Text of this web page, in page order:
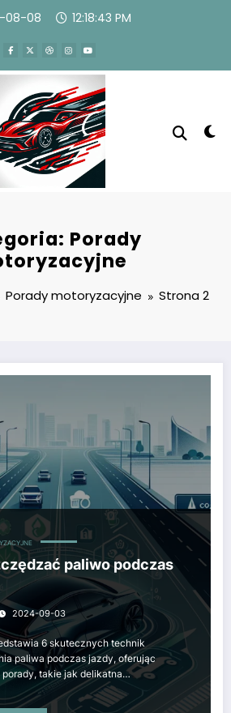
08-08 12:18:44 PM
Porady
Porady motoryzacyjne Strona 2
paliwo podczas
2024-09-03
6 skutecznych technik
paliwa podczas jazdy, oferując
takie jak delikatna…